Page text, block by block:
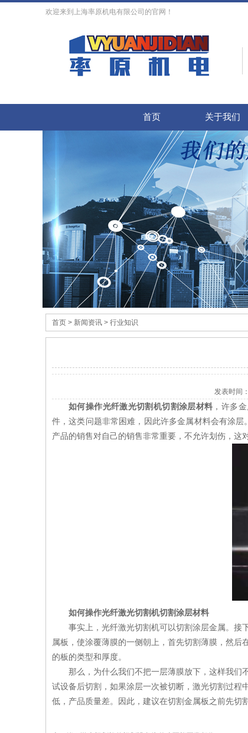
欢迎来到上海率原机电有限公司的官网！
首页 关于我们
首页 > 新闻资讯 > 行业知识
发表时间：
如何操作光纤激光切割机切割涂层材料 ，许多
件，这类问题非常困难，因此许多金属材料会有涂
产品的销售对自己的销售非常重要，不允许划伤，这
如何操作光纤激光切割机切割涂层材料
事实上，光纤激光切割机可以切割涂层金属。接
属板，使涂覆薄膜的一侧朝上，首先切割薄膜，然
的板的类型和厚度。
那么，为什么我们不把一层薄膜放下，这样我们
试设备后切割，如果涂层一次被切断，激光切割过
低，产品质量差。因此，建议在切割金属板之前先切